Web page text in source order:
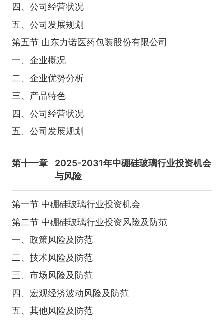
四、公司经营状况
五、公司发展规划
第五节 山东力诺医药包装股份有限公司
一、企业概况
二、企业优势分析
三、产品特色
四、公司经营状况
五、公司发展规划
第十一章
2025-2031年中硼硅玻璃行业投资机会
与风险
第一节 中硼硅玻璃行业投资机会
第二节 中硼硅玻璃行业投资风险及防范
一、政策风险及防范
二、技术风险及防范
三、市场风险及防范
四、宏观经济波动风险及防范
五、其他风险及防范